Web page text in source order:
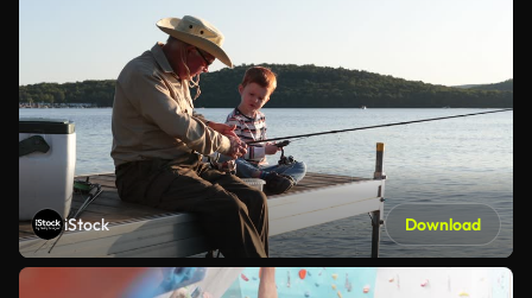
iStock Download